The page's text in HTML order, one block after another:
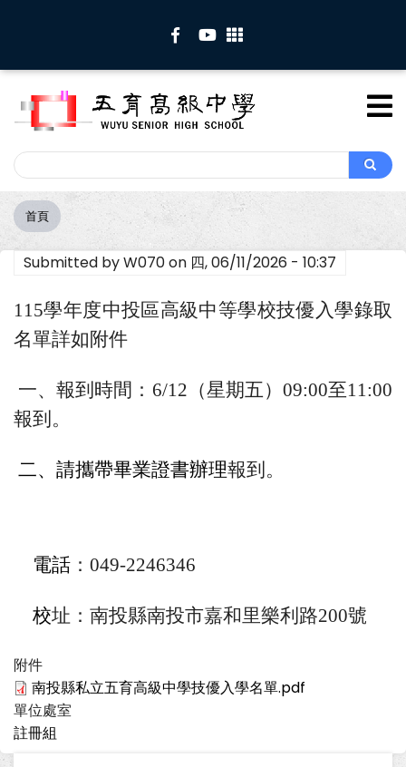
內
Search
Search
導
航
連
首頁
Submitted byW070on 四, 06/11/2026 - 10:37
115學年度中投區高級中等學校技優入學錄取
名單詳如附件
一、報到時間：6/12（星期五）09:00至11:00
報到。
二、請攜帶畢業證書辦理報到。
電話 ：049-2246346
校址：南投縣南投市嘉和里樂利路200號
附件
南投縣私立五育高級中學技優入學名單.pdf
單位處室
註冊組